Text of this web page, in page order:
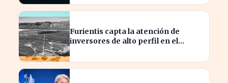
Furientis capta la atención de
inversores de alto perfil en el